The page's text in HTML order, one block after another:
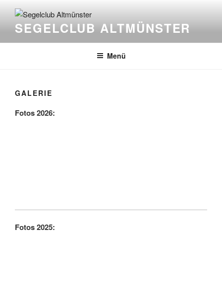
Inhalt
springenSEGELCLUB ALTMÜNSTER
Menü
GALERIE
Fotos 2026:
Fotos 2025: